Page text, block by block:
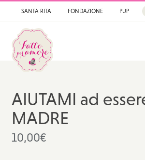
Fatto per
Lo shop di
SANTA RITA FONDAZIONE PUP
AIUTAMI ad
MADRE
10,00€